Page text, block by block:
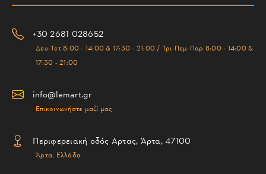
+30 2681 028652
Δευ-Τετ 8:00 - 14:00 & 17:30 - 21:00 / Τρι-Πεμ-Παρ 8:00 - 14:00 &
17:30 - 21:00
info@lemart.gr
Επικοινωνήστε μαζί μας
Περιφερειακή οδός Αρτας, Άρτα, 47100
Άρτα, Ελλάδα